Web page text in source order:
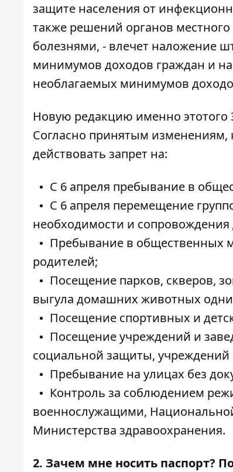
защите населения от
также решений органов
болезнями, - влечет наложение
минимумов доходов граждан и
необлагаемых минимумов
Новую редакцию именно этотого
Согласно принятым изменениям,
действовать запрет на:
С 6 апреля пребывание в
С 6 апреля перемещение
необходимости и сопровождения
Пребывание в общественных
родителей;
Посещение парков, скверов,
выгула домашних животных
Посещение спортивных и
Посещение учреждений и
социальной защиты, учреждений
Пребывание на улицах без
Контроль за соблюдением
военнослужащими,
Министерства здравоохранения.
2. Зачем мне носить паспорт?